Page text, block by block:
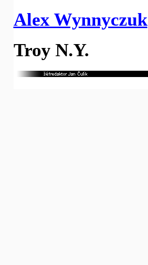
Alex Wynnyczuk
Troy N.Y.